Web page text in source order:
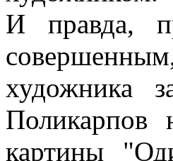
И правда,
художника
Поликарпов
картины